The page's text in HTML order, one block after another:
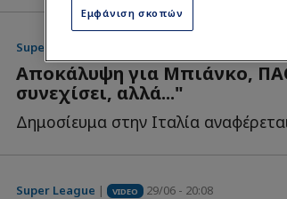
Super League
Αποκάλυψη για Μπιάνκο,
συνεχίσει, αλλά..."
Super League | VIDEO 29/06 - 20:08
Εμφάνιση σκοπών